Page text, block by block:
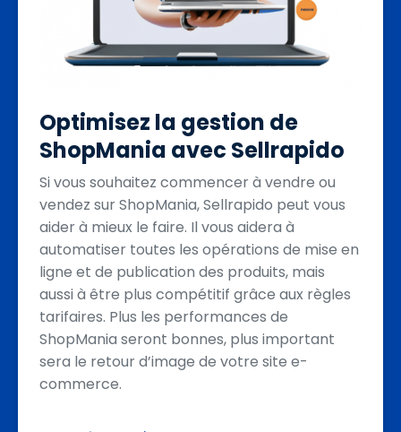
Optimisez la gestion de
ShopMania avec Sellrapido
Si vous souhaitez commencer à vendre ou
vendez sur ShopMania, Sellrapido peut vous
aider à mieux le faire. Il vous aidera à
automatiser toutes les opérations de mise en
ligne et de publication des produits, mais
aussi à être plus compétitif grâce aux règles
tarifaires. Plus les performances de
ShopMania seront bonnes, plus important
sera le retour d’image de votre site e-
commerce.